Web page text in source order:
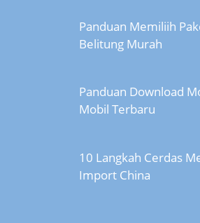
Panduan Memiliih
Belitung Murah
Panduan Download
Mobil Terbaru
10 Langkah Cerdas
Import China